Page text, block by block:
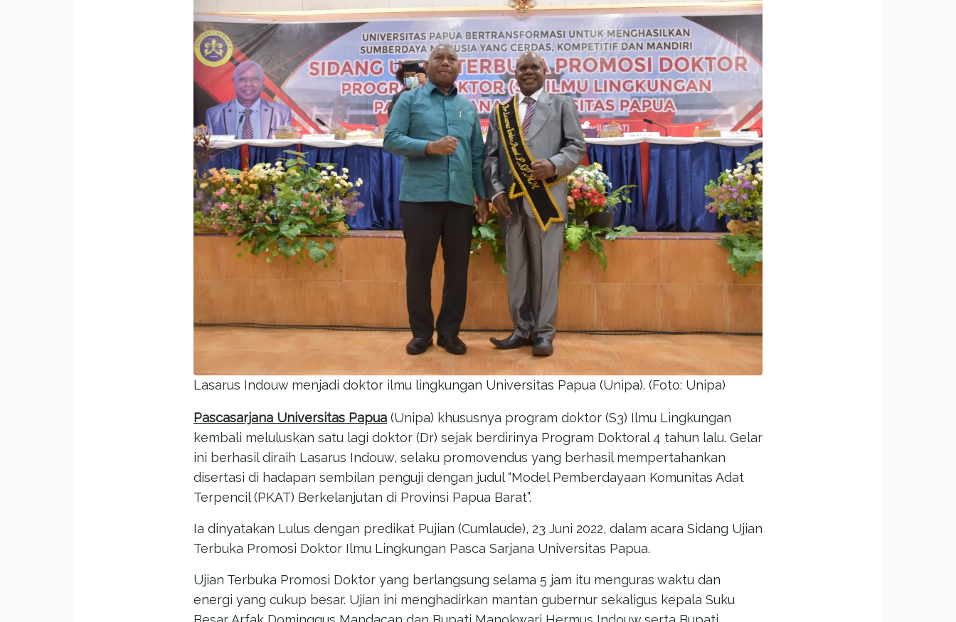
Lasarus Indouw menjadi doktor ilmu lingkungan Universitas Papua (Unipa). (Foto: Unipa)
Pascasarjana Universitas Papua (Unipa) khususnya program doktor (S3) Ilmu Lingkungan
kembali meluluskan satu lagi doktor (Dr) sejak berdirinya Program Doktoral 4 tahun lalu. Gelar
ini berhasil diraih Lasarus Indouw, selaku promovendus yang berhasil mempertahankan
disertasi di hadapan sembilan penguji dengan judul “Model Pemberdayaan Komunitas Adat
Terpencil (PKAT) Berkelanjutan di Provinsi Papua Barat”.
Ia dinyatakan Lulus dengan predikat Pujian (Cumlaude), 23 Juni 2022, dalam acara Sidang Ujian
Terbuka Promosi Doktor Ilmu Lingkungan Pasca Sarjana Universitas Papua.
Ujian Terbuka Promosi Doktor yang berlangsung selama 5 jam itu menguras waktu dan
energi yang cukup besar. Ujian ini menghadirkan mantan gubernur sekaligus kepala Suku